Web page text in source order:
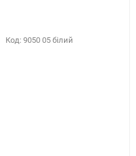
Код: 9050 05 білий